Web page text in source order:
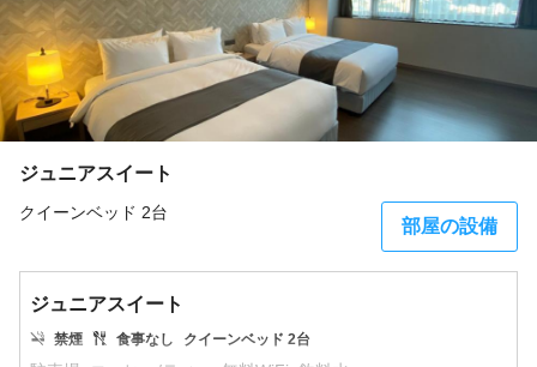
ジュニアスイート
クイーンベッド 2台
部屋の設備
ジュニアスイート
禁煙 食事なし クイーンベッド 2台